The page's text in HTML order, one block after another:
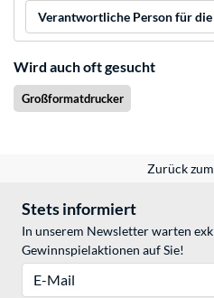
Verantwortliche Person für die
Wird auch oft gesucht
Großformatdrucker
Zurück
Stets informiert
In unserem Newsletter warten
Gewinnspielaktionen auf Sie!